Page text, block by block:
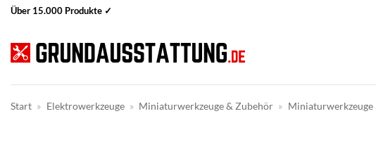
Zum
springen
Über 15.000 Produkte ✓
Start » Elektrowerkzeuge » Miniaturwerkzeuge & Zubehör » Miniaturwerkzeuge